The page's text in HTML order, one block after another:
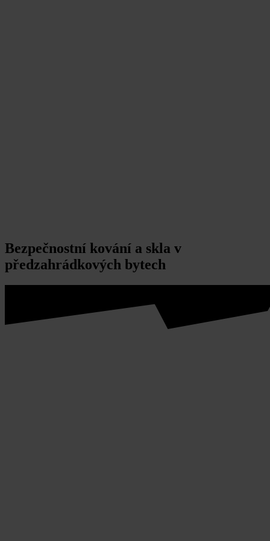
Bezpečnostní kování a skla v
předzahrádkových bytech